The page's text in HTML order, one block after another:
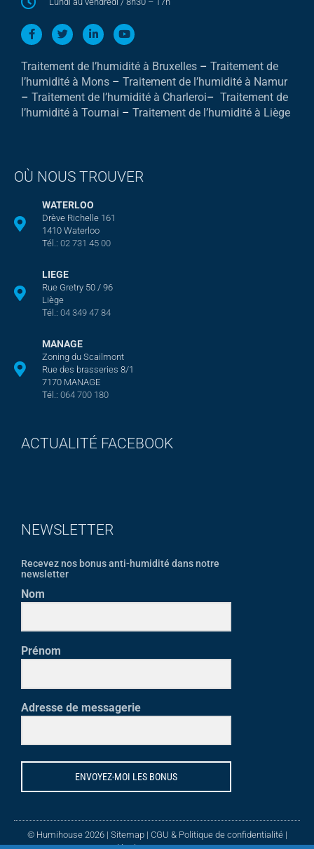
Traitement de l’humidité à Bruxelles – Traitement de
l’humidité à Mons – Traitement de l’humidité à Namur
– Traitement de l’humidité à Charleroi– Traitement de
l’humidité à Tournai – Traitement de l’humidité à Liège
OÙ NOUS TROUVER
WATERLOO
Drève Richelle 161
1410 Waterloo
Tél.: 02 731 45 00
LIEGE
Rue Gretry 50 / 96
Liège
Tél.: 04 349 47 84
MANAGE
Zoning du Scailmont
Rue des brasseries 8/1
7170 MANAGE
Tél.: 064 700 180
ACTUALITÉ FACEBOOK
NEWSLETTER
Recevez nos bonus anti-humidité dans notre
newsletter
Nom
Prénom
Adresse de messagerie
ENVOYEZ-MOI LES BONUS
© Humihouse 2026 | Sitemap| CGU & Politique de confidentialité|